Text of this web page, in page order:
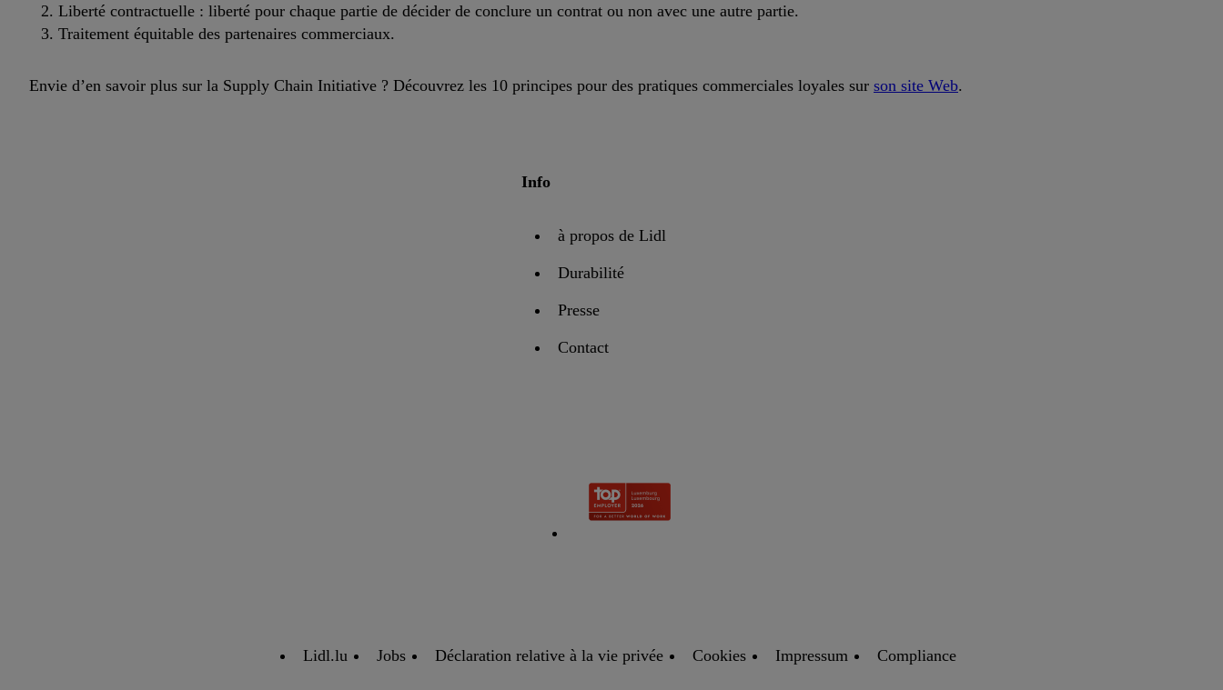
Liberté contractuelle : liberté pour chaque partie de décider de conclure un contrat ou non avec une autre partie.
Traitement équitable des partenaires commerciaux.
Envie d’en savoir plus sur la Supply Chain Initiative ? Découvrez les 10 principes pour des pratiques commerciales loyales sur son site Web.
Info
à propos de Lidl
Durabilité
Presse
Contact
Lidl.lu Jobs Déclaration relative à la vie privée Cookies Impressum Compliance